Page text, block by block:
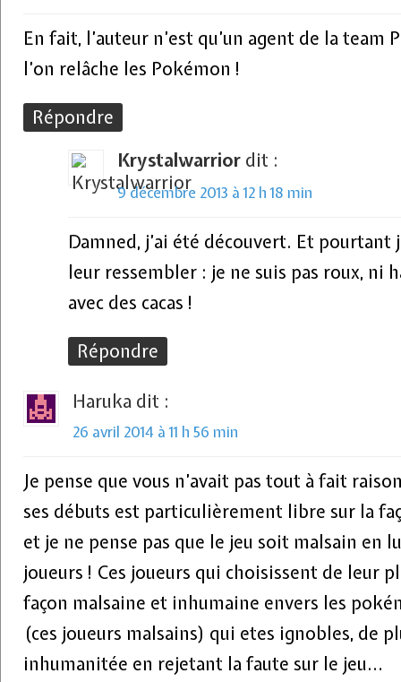
En fait, l’auteur n’est qu’un agent de la team
l’on relâche les Pokémon !
Répondre
Krystalwarrior dit :
9 décembre 2013 à 12 h 18 min
Damned, j’ai été découvert. Et pourtant
leur ressembler : je ne suis pas roux, ni
avec des cacas !
Répondre
Haruka dit :
26 avril 2014 à 11 h 56 min
Je pense que vous n’avait pas tout à fait
ses débuts est particulièrement libre sur la
et je ne pense pas que le jeu soit malsain en
joueurs ! Ces joueurs qui choisissent de leur
façon malsaine et inhumaine envers les
(ces joueurs malsains) qui etes ignobles, de
inhumanitée en rejetant la faute sur le jeu…